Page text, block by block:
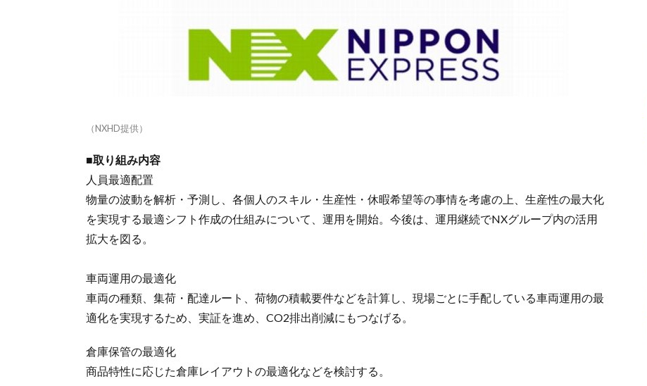
（NXHD提供）
■取り組み内容
人員最適配置
物量の波動を解析・予測し、各個人のスキル・生産性・休暇希望等の事情を考慮の上、生産性の最大化
を実現する最適シフト作成の仕組みについて、運用を開始。今後は、運用継続でNXグループ内の活用
拡大を図る。
車両運用の最適化
車両の種類、集荷・配達ルート、荷物の積載要件などを計算し、現場ごとに手配している車両運用の最
適化を実現するため、実証を進め、CO2排出削減にもつなげる。
倉庫保管の最適化
商品特性に応じた倉庫レイアウトの最適化などを検討する。